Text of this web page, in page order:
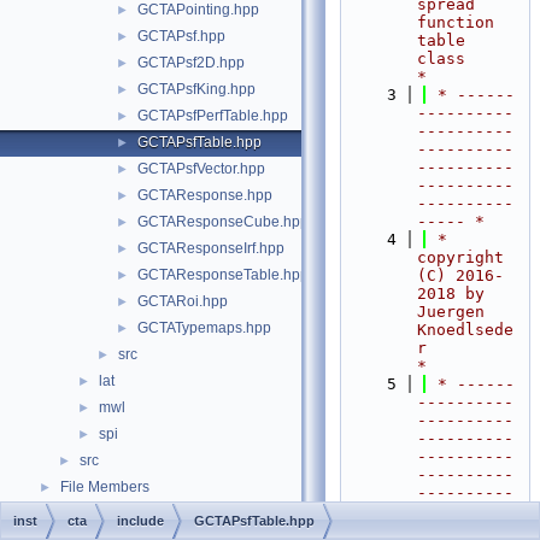
► GCTAPointing.hpp
► GCTAPsf.hpp
► GCTAPsf2D.hpp
► GCTAPsfKing.hpp
► GCTAPsfPerfTable.hpp
► GCTAPsfTable.hpp
► GCTAPsfVector.hpp
► GCTAResponse.hpp
► GCTAResponseCube.hpp
► GCTAResponseIrf.hpp
► GCTAResponseTable.hpp
► GCTARoi.hpp
► GCTATypemaps.hpp
► src
► lat
► mwl
► spi
► src
► File Members
spread
function
table
class
*
    3
* ------
----------
----------
----------
----------
----------
----------
----- *
    4
*
copyright
(C) 2016-
2018 by
Juergen
Knoedlsede
r
*
    5
* ------
----------
----------
----------
----------
----------
----------
inst cta include GCTAPsfTable.hpp